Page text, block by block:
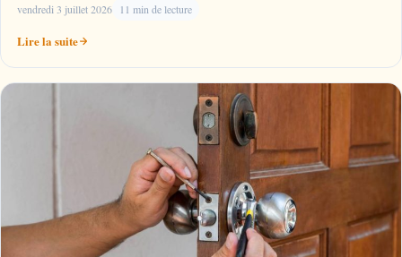
vendredi 3 juillet 2026 11 min de lecture
Lire la suite